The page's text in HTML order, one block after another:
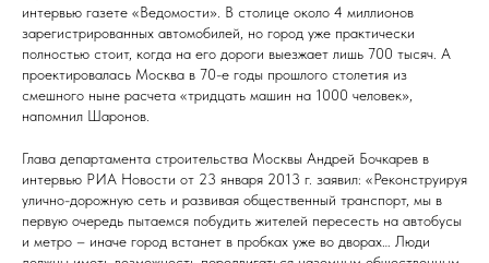
интервью газете «Ведомости». В столице около 4 миллионов
зарегистрированных автомобилей, но город уже практически
полностью стоит, когда на его дороги выезжает лишь 700 тысяч. А
проектировалась Москва в 70-е годы прошлого столетия из
смешного ныне расчета «тридцать машин на 1000 человек»,
напомнил Шаронов.
Глава департамента строительства Москвы Андрей Бочкарев в
интервью РИА Новости от 23 января 2013 г. заявил: «Реконструируя
улично-дорожную сеть и развивая общественный транспорт, мы в
первую очередь пытаемся побудить жителей пересесть на автобусы
и метро – иначе город встанет в пробках уже во дворах… Люди